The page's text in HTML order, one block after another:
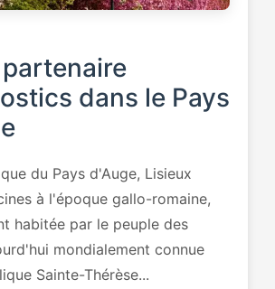
dans le Pays
du Pays d'Auge, Lisieux
à l'époque gallo-romaine,
habitée par le peuple des
mondialement connue
Sainte-Thérèse...